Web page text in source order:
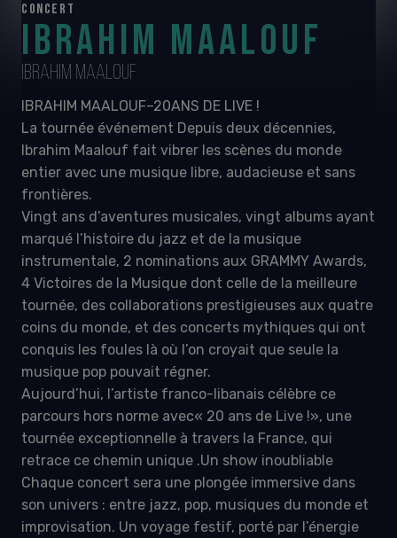
CONCERT
IBRAHIM MAALOUF
IBRAHIM MAALOUF
IBRAHIM MAALOUF–20ANS DE LIVE !
La tournée événement Depuis deux décennies,
Ibrahim Maalouf fait vibrer les scènes du monde
entier avec une musique libre, audacieuse et sans
frontières.
Vingt ans d’aventures musicales, vingt albums ayant
marqué l’histoire du jazz et de la musique
instrumentale, 2 nominations aux GRAMMY Awards,
4 Victoires de la Musique dont celle de la meilleure
tournée, des collaborations prestigieuses aux quatre
coins du monde, et des concerts mythiques qui ont
conquis les foules là où l’on croyait que seule la
musique pop pouvait régner.
Aujourd’hui, l’artiste franco-libanais célèbre ce
parcours hors norme avec« 20 ans de Live !», une
tournée exceptionnelle à travers la France, qui
retrace ce chemin unique .Un show inoubliable
Chaque concert sera une plongée immersive dans
son univers : entre jazz, pop, musiques du monde et
improvisation. Un voyage festif, porté par l’énergie